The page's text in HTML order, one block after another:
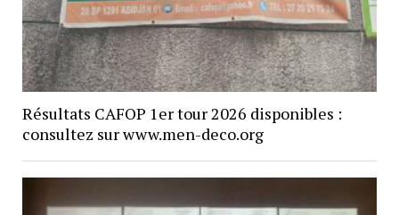
Résultats CAFOP 1er tour 2026 disponibles :
consultez sur www.men-deco.org